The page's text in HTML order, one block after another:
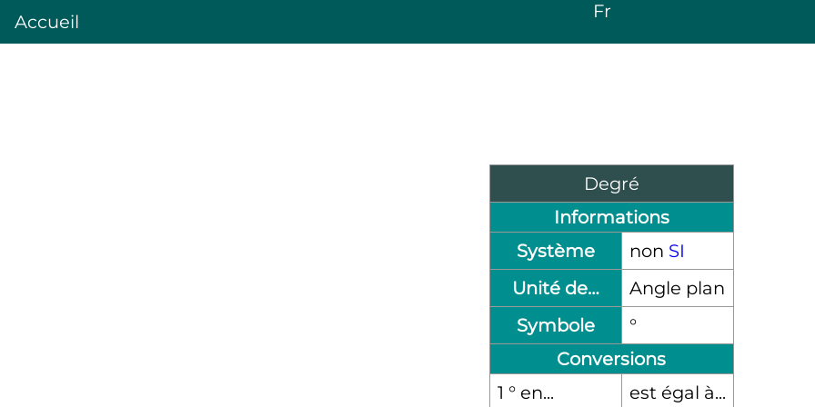
Accueil Fr
Degré
Informations
Système
non SI
Unité de…
Angle plan
Symbole
°
Conversions
1 ° en...
est égal à...